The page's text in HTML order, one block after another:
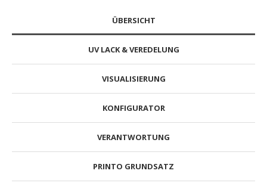
ÜBERSICHT
UV LACK & VEREDELUNG
VISUALISIERUNG
KONFIGURATOR
VERANTWORTUNG
PRINTO GRUNDSATZ